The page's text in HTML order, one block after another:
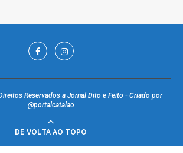
Reservados a Jornal Dito e Feito - Criado por
@portalcatalao
DE VOLTA AO TOPO